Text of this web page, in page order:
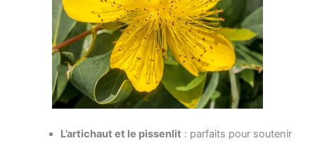
L’artichaut et le pissenlit : parfaits pour soutenir